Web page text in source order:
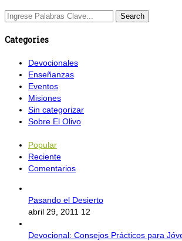
Categories
Devocionales
Enseñanzas
Eventos
Misiones
Sin categorizar
Sobre El Olivo
Popular
Reciente
Comentarios
Pasando el Desierto
abril 29, 2011 12
Devocional: Consejos Prácticos para